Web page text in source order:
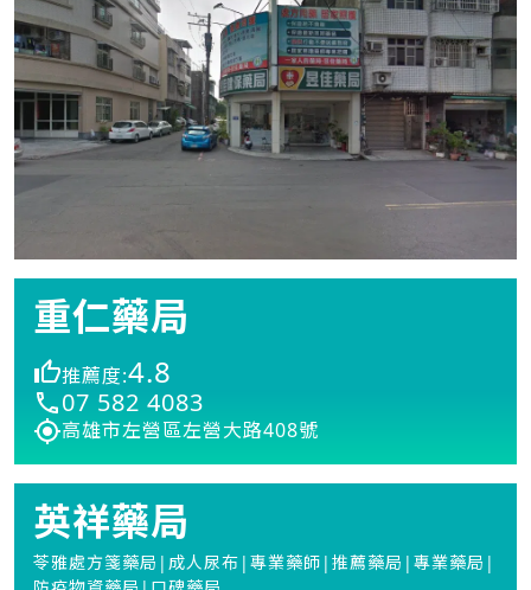
重仁藥局
推薦度:4.8
07 582 4083
高雄市左營區左營大路408號
英祥藥局
苓雅處方箋藥局|成人尿布|專業藥師|推薦藥局|專業藥局|